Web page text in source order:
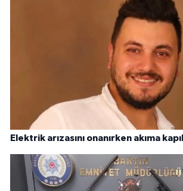
Elektrik arızasını onanırken akıma